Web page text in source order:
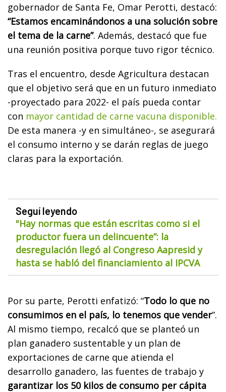
gobernador de Santa Fe, Omar Perotti, destacó:
“Estamos encaminándonos a una solución sobre
el tema de la carne”. Además, destacó que fue
una reunión positiva porque tuvo rigor técnico.
Tras el encuentro, desde Agricultura destacan
que el objetivo será que en un futuro inmediato
-proyectado para 2022- el país pueda contar
con mayor cantidad de carne vacuna disponible.
De esta manera -y en simultáneo-, se asegurará
el consumo interno y se darán reglas de juego
claras para la exportación.
Seguí leyendo
"Hay normas que están escritas como si el
productor fuera un delincuente”: la
desregulación llegó al Congreso Aapresid y
hasta se habló del financiamiento al IPCVA
Por su parte, Perotti enfatizó: “Todo lo que no
consumimos en el país, lo tenemos que vender”.
Al mismo tiempo, recalcó que se planteó un
plan ganadero sustentable y un plan de
exportaciones de carne que atienda el
desarrollo ganadero, las fuentes de trabajo y
garantizar los 50 kilos de consumo per cápita